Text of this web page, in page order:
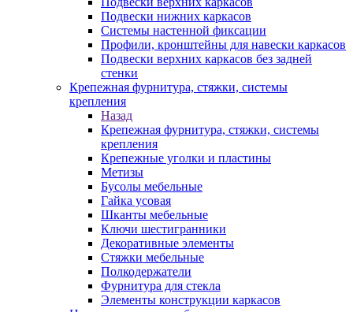
Подвески нижних каркасов
Системы настенной фиксации
Профили, кронштейны для навески каркасов
Подвески верхних каркасов без задней
стенки
Крепежная фурнитура, стяжки, системы
крепления
Назад
Крепежная фурнитура, стяжки, системы
крепления
Крепежные уголки и пластины
Метизы
Бусолы мебельные
Гайка усовая
Шканты мебельные
Ключи шестигранники
Декоративные элементы
Стяжки мебельные
Полкодержатели
Фурнитура для стекла
Элементы конструкции каркасов